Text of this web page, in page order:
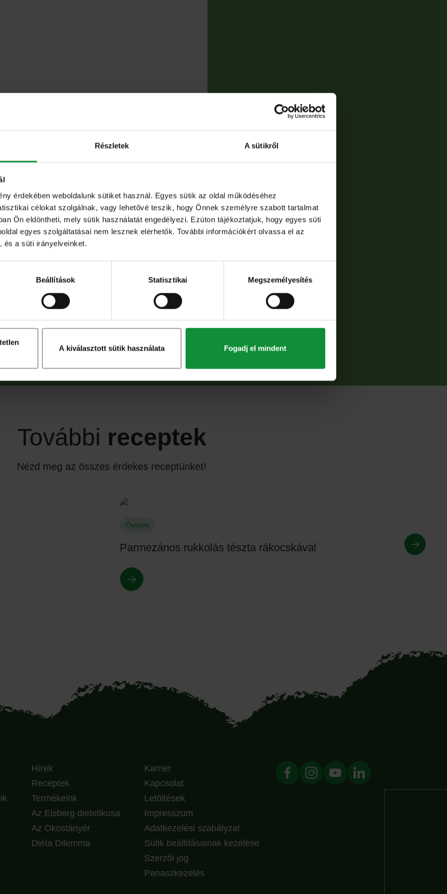
Részletek A sütikről
érdekében weboldalunk sütiket használ. Egyes sütik az oldal működéséhez
célokat szolgálnak, vagy lehetővé teszik, hogy Önnek személyre szabott tartalmat
Ön eldöntheti, mely sütik használatát engedélyezi. Ezúton tájékoztatjuk, hogy egyes süti
egyes szolgáltatásai nem lesznek elérhetők. További információkért olvassa el az
és a süti irányelveinket.
Beállítások Statisztikai Megszemélyesítés
A kiválasztott sütik használata Fogadj el mindent
Tokaj Dressinggel, sózzuk,
szerint adunk hozzá chilit. A birsalmát
garnélát és a birsalmakockákat nyársra
Egy grillserpenyőben kevés olajat
alatt megsütjük. A salátát meglocsoljuk a
tálaljuk.
További receptek
Nézd meg az összes érdekes receptünket!
Összes
Parmezános rukkolás tészta rákocskával
Hírek
Receptek
Termékeink
Az Eisberg dietetikusa
Az Okostányér
Diéta Dilemma
Karrier
Kapcsolat
Letöltések
Impresszum
Adatkezelési szabályzat
Sütik beállításainak kezelése
Szerzői jog
Panaszkezelés